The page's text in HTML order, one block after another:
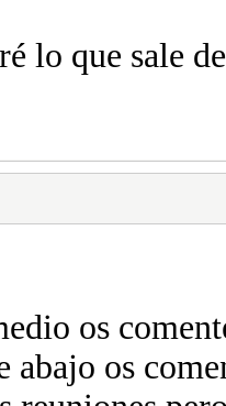
lo que sale
os
abajo os